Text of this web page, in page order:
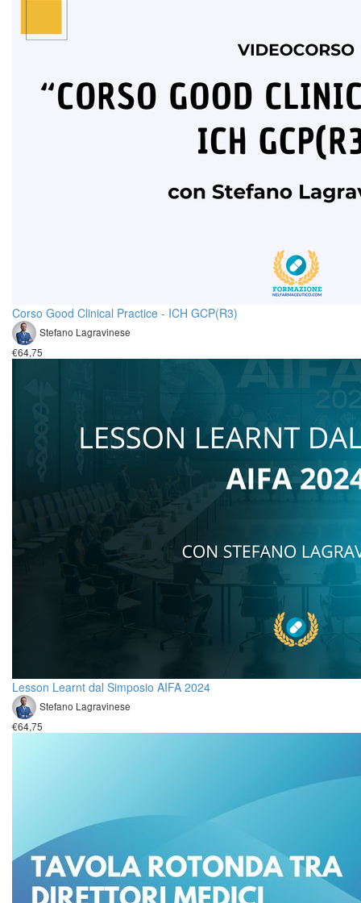
Corso Good Clinical Practice - ICH GCP(R3)
Stefano Lagravinese
€64,75
Lesson Learnt dal Simposio AIFA 2024
Stefano Lagravinese
€64,75